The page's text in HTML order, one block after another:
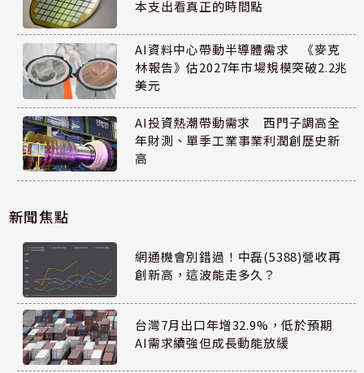
本支出看真正的時間點
AI資料中心帶動半導體需求 《麥克
林報告》估2027年市場規模突破2.2兆
美元
AI投資熱潮帶動需求 西門子調高全
年財測、單季工業事業利潤創歷史新
高
新聞焦點
網通機會別錯過！中磊(5388)營收再
創新高，這波能走多久？
台灣7月出口年增32.9%，低於預期
AI需求續強但成長動能放緩